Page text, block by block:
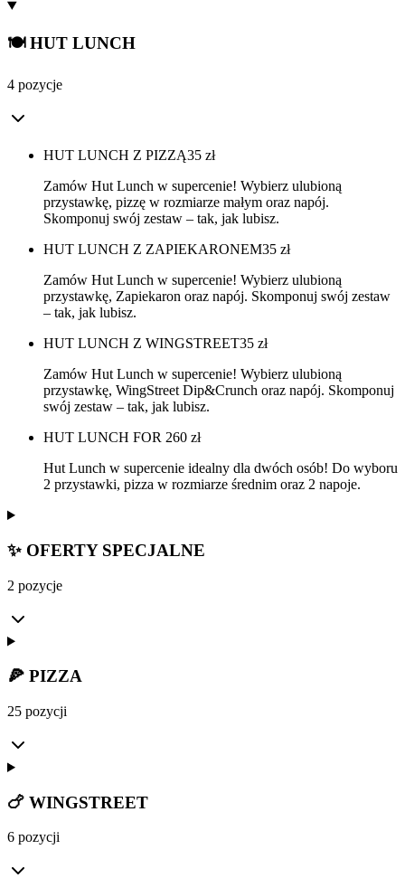
🍽️ HUT LUNCH
4 pozycje
HUT LUNCH Z PIZZĄ35 zł
Zamów Hut Lunch w supercenie! Wybierz ulubioną
przystawkę, pizzę w rozmiarze małym oraz napój.
Skomponuj swój zestaw – tak, jak lubisz.
HUT LUNCH Z ZAPIEKARONEM35 zł
Zamów Hut Lunch w supercenie! Wybierz ulubioną
przystawkę, Zapiekaron oraz napój. Skomponuj swój zestaw
– tak, jak lubisz.
HUT LUNCH Z WINGSTREET35 zł
Zamów Hut Lunch w supercenie! Wybierz ulubioną
przystawkę, WingStreet Dip&Crunch oraz napój. Skomponuj
swój zestaw – tak, jak lubisz.
HUT LUNCH FOR 260 zł
Hut Lunch w supercenie idealny dla dwóch osób! Do wyboru
2 przystawki, pizza w rozmiarze średnim oraz 2 napoje.
✨ OFERTY SPECJALNE
2 pozycje
🍕 PIZZA
25 pozycji
🍗 WINGSTREET
6 pozycji